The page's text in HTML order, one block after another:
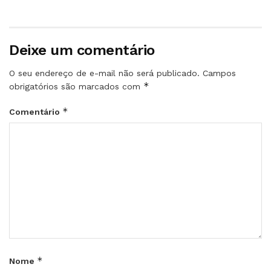
Deixe um comentário
O seu endereço de e-mail não será publicado. Campos
obrigatórios são marcados com *
Comentário *
Nome *